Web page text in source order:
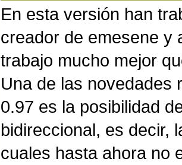
En esta versión han
creador de emesene y
trabajo mucho mejor
Una de las novedades
0.97 es la posibilidad
bidireccional, es decir,
cuales hasta ahora no